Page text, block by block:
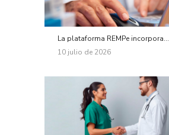
La plataforma REMPe incorpora...
10 julio de 2026